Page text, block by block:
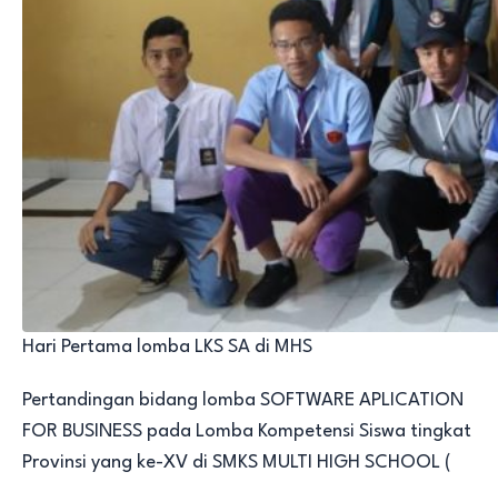
Hari Pertama lomba LKS SA di MHS
Pertandingan bidang lomba SOFTWARE APLICATION
FOR BUSINESS pada Lomba Kompetensi Siswa tingkat
Provinsi yang ke-XV di SMKS MULTI HIGH SCHOOL (